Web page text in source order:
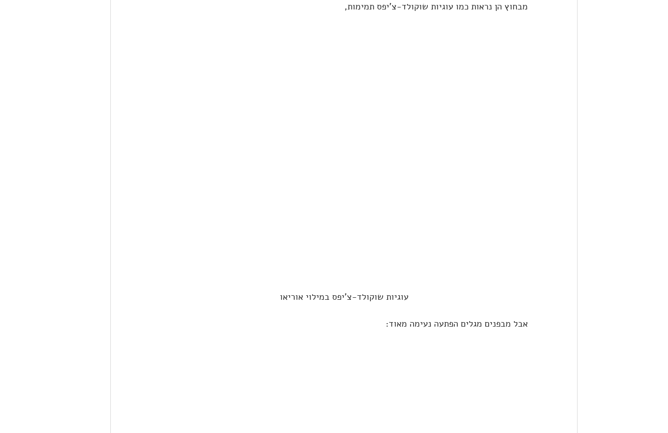
מבחוץ הן נראות כמו עוגיות שוקולד-צ'יפס תמימות,
עוגיות שוקולד-צ'יפס במילוי אוריאו
אבל מבפנים מגלים הפתעה נעימה מאוד: